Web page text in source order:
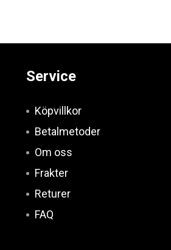
Service
Köpvillkor
Betalmetoder
Om oss
Frakter
Returer
FAQ